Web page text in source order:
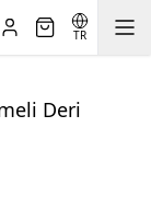
TR
Deri